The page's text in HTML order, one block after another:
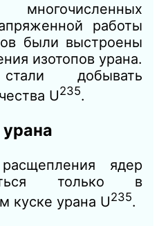
работы
были выстроены
изотопов урана.
добывать
U235.
ядер
только в
куске урана U235.